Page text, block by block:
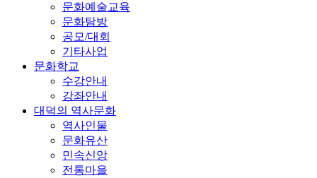
문화예술교육
문화탐방
공모/대회
기타사업
문화학교
수강안내
강좌안내
대덕의 역사문화
역사인물
문화유산
민속신앙
전통마을